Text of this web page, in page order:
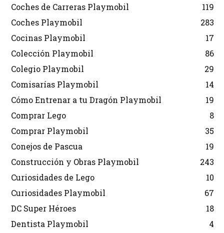
Coches de Carreras Playmobil
119
Coches Playmobil
283
Cocinas Playmobil
17
Colección Playmobil
86
Colegio Playmobil
29
Comisarías Playmobil
14
Cómo Entrenar a tu Dragón Playmobil
19
Comprar Lego
8
Comprar Playmobil
35
Conejos de Pascua
19
Construcción y Obras Playmobil
243
Curiosidades de Lego
10
Curiosidades Playmobil
67
DC Super Héroes
18
Dentista Playmobil
4